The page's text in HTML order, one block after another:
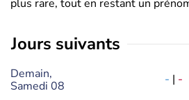
plus rare, tout en restant un
jours suivants
Demain,
Samedi 08
- | -